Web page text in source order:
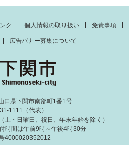
ク 個人情報の取り扱い 免責事項
広告バナー募集について
県下関市南部町1番1号
1111（代表）
・日曜日、祝日、年末年始を除く）
時間は午前9時～午後4時30分
4000020352012